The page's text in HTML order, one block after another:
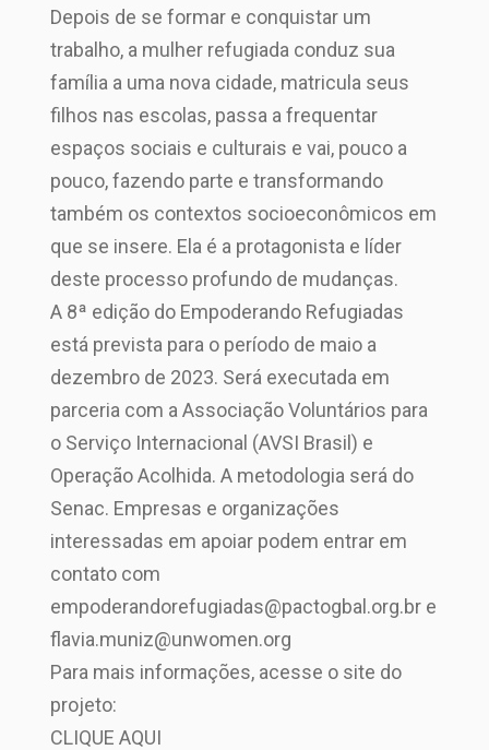
Depois de se formar e conquistar um
trabalho, a mulher refugiada conduz sua
família a uma nova cidade, matricula seus
filhos nas escolas, passa a frequentar
espaços sociais e culturais e vai, pouco a
pouco, fazendo parte e transformando
também os contextos socioeconômicos em
que se insere. Ela é a protagonista e líder
deste processo profundo de mudanças.
A 8ª edição do Empoderando Refugiadas
está prevista para o período de maio a
dezembro de 2023. Será executada em
parceria com a Associação Voluntários para
o Serviço Internacional (AVSI Brasil) e
Operação Acolhida. A metodologia será do
Senac. Empresas e organizações
interessadas em apoiar podem entrar em
contato com
empoderandorefugiadas@pactogbal.org.br e
flavia.muniz@unwomen.org
Para mais informações, acesse o site do
projeto:
CLIQUE AQUI